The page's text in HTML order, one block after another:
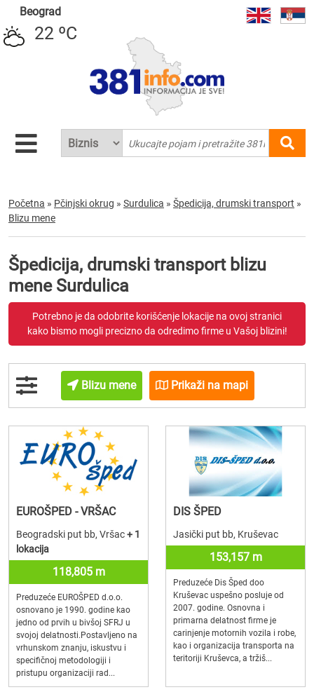
Beograd
22 ºC
Početna » Pčinjski okrug » Surdulica » Špedicija, drumski transport »
Blizu mene
Špedicija, drumski transport blizu
mene Surdulica
Potrebno je da odobrite korišćenje lokacije na ovoj stranici
kako bismo mogli precizno da odredimo firme u Vašoj blizini!
Blizu mene Prikaži na mapi
EUROŠPED - VRŠAC
Beogradski put bb, Vršac+ 1
lokacija
118,805 m
Preduzeće EUROŠPED d.o.o.
osnovano je 1990. godine kao
jedno od prvih u bivšoj SFRJ u
svojoj delatnosti.Postavljeno na
vrhunskom znanju, iskustvu i
specifičnoj metodologiji i
pristupu organizaciji rad...
DIS ŠPED
Jasički put bb, Kruševac
153,157 m
Preduzeće Dis Šped doo
Kruševac uspešno posluje od
2007. godine. Osnovna i
primarna delatnost firme je
carinjenje motornih vozila i robe,
kao i organizacija transporta na
teritoriji Kruševca, a tržiš...